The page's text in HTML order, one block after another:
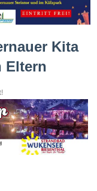
Kita
Eltern